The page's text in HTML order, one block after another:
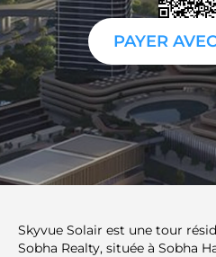
PAYER
Skyvue Solair est une tour
Sobha Realty, située à Sobha